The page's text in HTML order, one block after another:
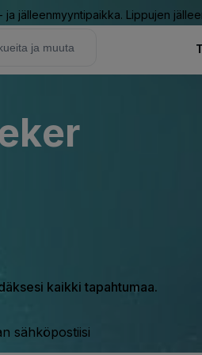
ja jälleenmyyntipaikka. Lippujen
kaikki tapahtumaa.
sähköpostiisi